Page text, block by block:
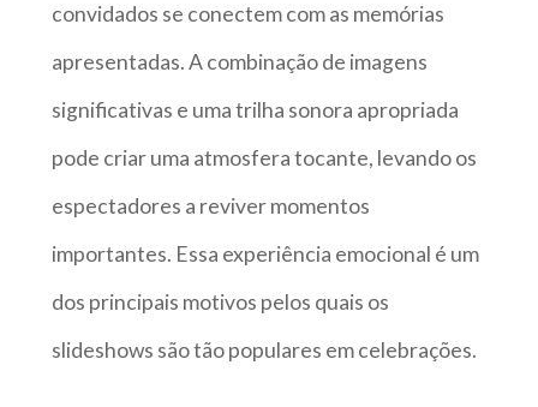
convidados se conectem com as memórias
apresentadas. A combinação de imagens
significativas e uma trilha sonora apropriada
pode criar uma atmosfera tocante, levando os
espectadores a reviver momentos
importantes. Essa experiência emocional é um
dos principais motivos pelos quais os
slideshows são tão populares em celebrações.